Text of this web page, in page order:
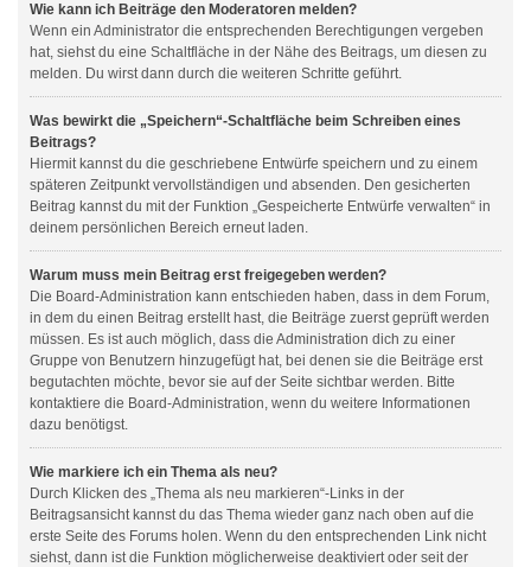
Wie kann ich Beiträge den Moderatoren melden?
Wenn ein Administrator die entsprechenden Berechtigungen vergeben
hat, siehst du eine Schaltfläche in der Nähe des Beitrags, um diesen zu
melden. Du wirst dann durch die weiteren Schritte geführt.
Was bewirkt die „Speichern“-Schaltfläche beim Schreiben eines
Beitrags?
Hiermit kannst du die geschriebene Entwürfe speichern und zu einem
späteren Zeitpunkt vervollständigen und absenden. Den gesicherten
Beitrag kannst du mit der Funktion „Gespeicherte Entwürfe verwalten“ in
deinem persönlichen Bereich erneut laden.
Warum muss mein Beitrag erst freigegeben werden?
Die Board-Administration kann entschieden haben, dass in dem Forum,
in dem du einen Beitrag erstellt hast, die Beiträge zuerst geprüft werden
müssen. Es ist auch möglich, dass die Administration dich zu einer
Gruppe von Benutzern hinzugefügt hat, bei denen sie die Beiträge erst
begutachten möchte, bevor sie auf der Seite sichtbar werden. Bitte
kontaktiere die Board-Administration, wenn du weitere Informationen
dazu benötigst.
Wie markiere ich ein Thema als neu?
Durch Klicken des „Thema als neu markieren“-Links in der
Beitragsansicht kannst du das Thema wieder ganz nach oben auf die
erste Seite des Forums holen. Wenn du den entsprechenden Link nicht
siehst, dann ist die Funktion möglicherweise deaktiviert oder seit der